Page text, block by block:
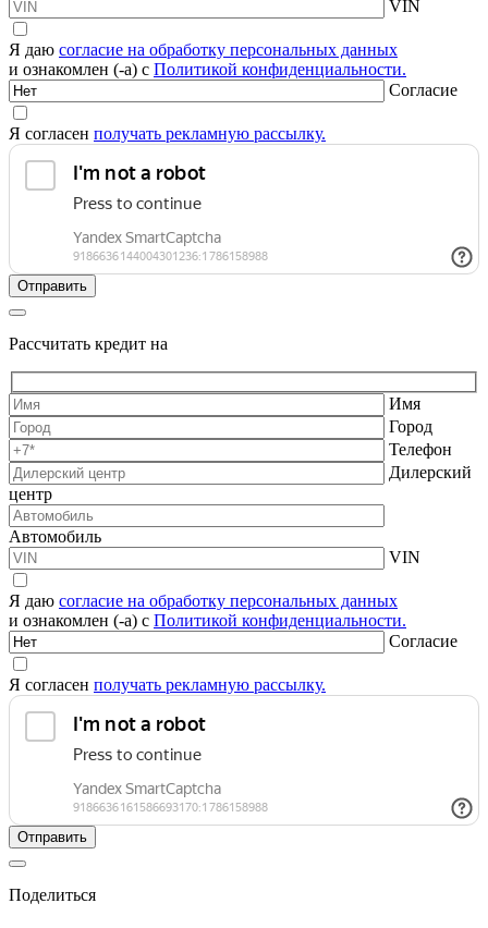
VIN
Я даю согласие на обработку персональных данных
и ознакомлен (-а) с Политикой конфиденциальности.
Согласие
Я согласен получать рекламную рассылку.
Рассчитать кредит на
Имя
Город
Телефон
Дилерский
центр
Автомобиль
VIN
Я даю согласие на обработку персональных данных
и ознакомлен (-а) с Политикой конфиденциальности.
Согласие
Я согласен получать рекламную рассылку.
Поделиться